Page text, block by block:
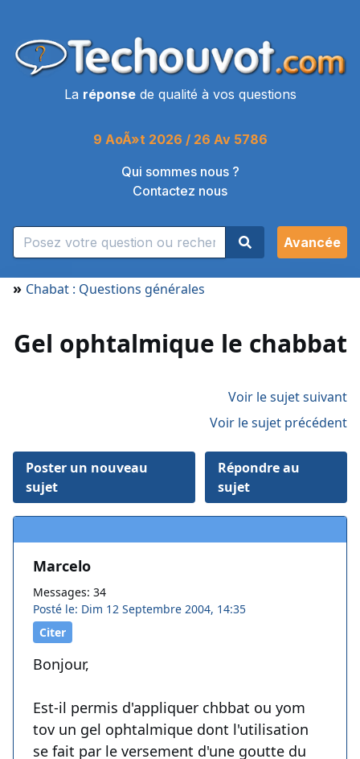
La réponsede qualité à vos questions
9 AoÃ»t 2026 / 26 Av 5786
Qui sommes nous ?
Contactez nous
Avancée
» Chabat : Questions générales
Gel ophtalmique le chabbat
Voir le sujet suivant
Voir le sujet précédent
Poster un nouveau
sujet
Répondre au
sujet
Marcelo
Messages: 34
Posté le: Dim 12 Septembre 2004, 14:35
Citer
Bonjour,
Est-il permis d'appliquer chbbat ou yom
tov un gel ophtalmique dont l'utilisation
se fait par le versement d'une goutte du